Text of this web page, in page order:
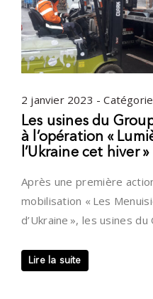
2 janvier 2023 -
Les usines du
à l’opération «
l’Ukraine cet hiver »
Après une première
mobilisation « Les
d’Ukraine », les usines
Lire la suite